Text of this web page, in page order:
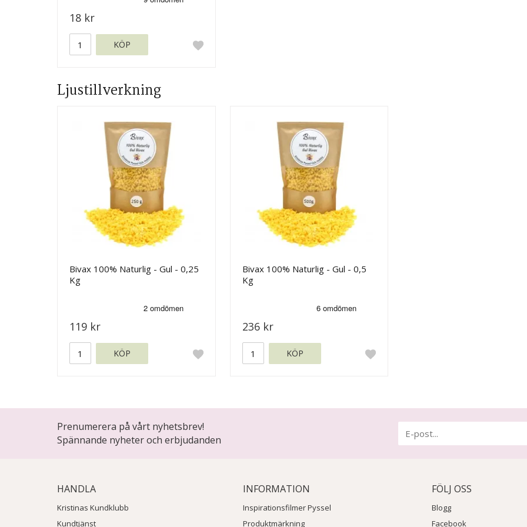
18 kr
KÖP
Ljustillverkning
Bivax 100% Naturlig - Gul - 0,25
Kg
119 kr
KÖP
Bivax 100% Naturlig - Gul - 0,5
Kg
236 kr
KÖP
Prenumerera på vårt nyhetsbrev!
Spännande nyheter och erbjudanden
HANDLA
Kristinas Kundklubb
Kundtjänst
INFORMATION
Inspirationsfilmer Pyssel
Produktmärkning
FÖLJ OSS
Blogg
Facebook